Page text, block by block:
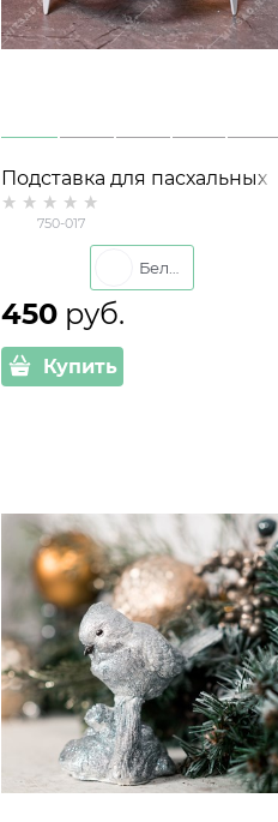
Подставка для пасхальных
яиц 750-017 металл
750-017
450 руб.
Купить